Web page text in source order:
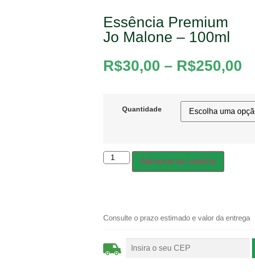
Essência Premium
Jo Malone – 100ml
R$30,00 – R$250,00
Quantidade
Adicionar ao carrinho
Consulte o prazo estimado e valor da entrega